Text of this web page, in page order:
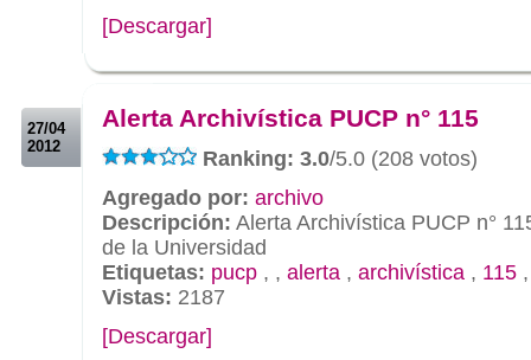
[Descargar]
27/04
2012
Alerta Archivística PUCP n° 115
Ranking: 3.0/5.0 (208 votos)
Agregado por: archivo
Descripción: Alerta Archivística PUCP n°
de la Universidad
Etiquetas: pucp , , alerta , archivística , 115
Vistas: 2187
[Descargar]